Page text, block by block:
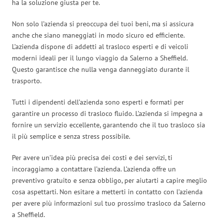
ha la soluzione giusta per te.
Non solo l’azienda si preoccupa dei tuoi beni, ma si assicura
anche che siano maneggiati in modo sicuro ed efficiente.
L’azienda dispone di addetti al trasloco esperti e di veicoli
moderni ideali per il lungo viaggio da Salerno a Sheffield.
Questo garantisce che nulla venga danneggiato durante il
trasporto.
Tutti i dipendenti dell’azienda sono esperti e formati per
garantire un processo di trasloco fluido. L’azienda si impegna a
fornire un servizio eccellente, garantendo che il tuo trasloco sia
il più semplice e senza stress possibile.
Per avere un’idea più precisa dei costi e dei servizi, ti
incoraggiamo a contattare l’azienda. L’azienda offre un
preventivo gratuito e senza obbligo, per aiutarti a capire meglio
cosa aspettarti. Non esitare a metterti in contatto con l’azienda
per avere più informazioni sul tuo prossimo trasloco da Salerno
a Sheffield.